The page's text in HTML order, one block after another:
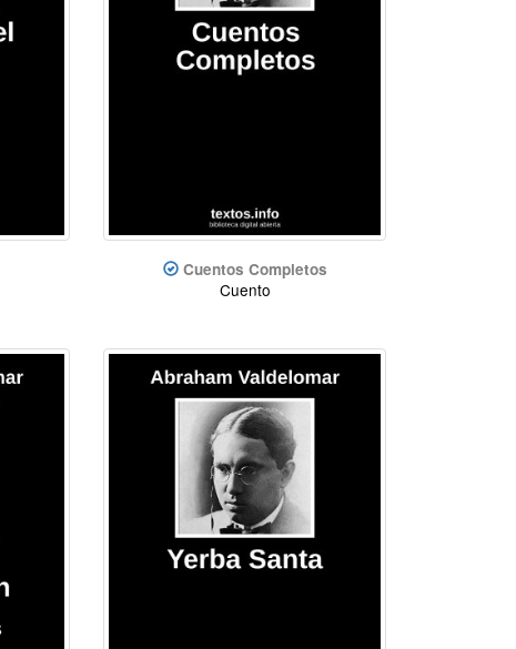
Cuentos Completos
Cuento